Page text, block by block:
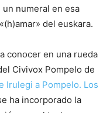
numeral en esa
del euskara.
conocer en una rueda
Civivox Pompelo de
Irulegi a Pompelo. Los
ha incorporado la